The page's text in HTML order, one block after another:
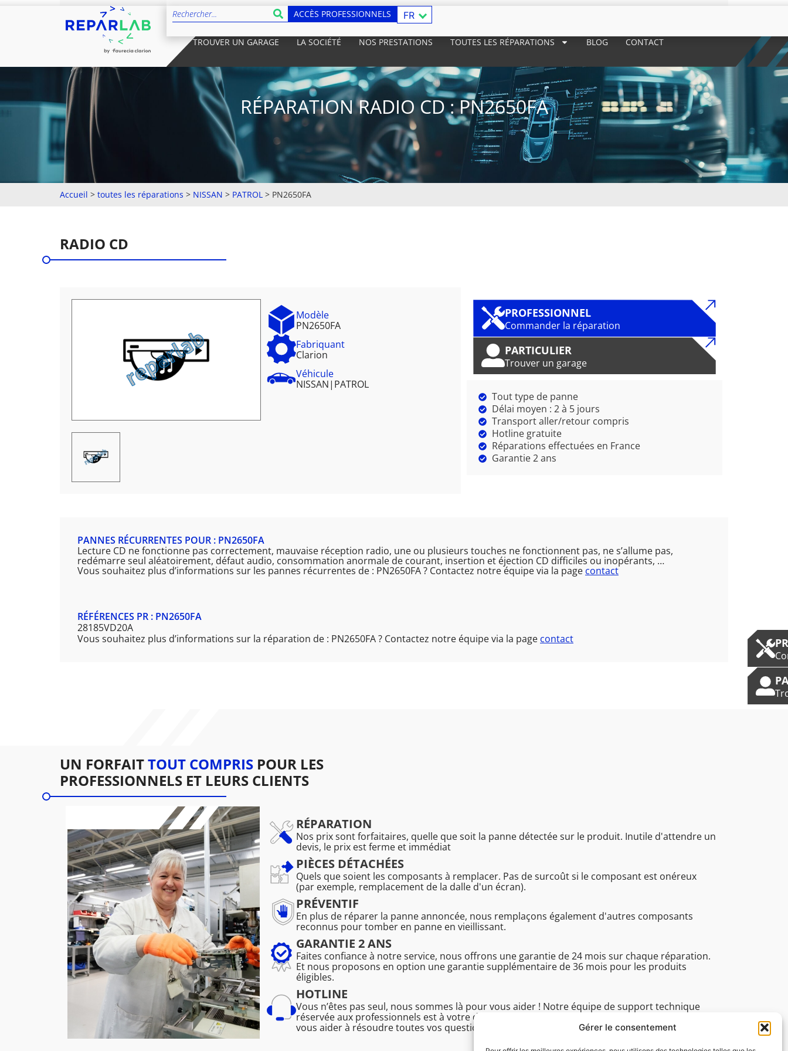
Gérer le consentement
ACCÈS PROFESSIONNELS FR
TROUVER UN GARAGE LA SOCIÉTÉ NOS PRESTATIONS TOUTES LES RÉPARATIONS BLOG CONTACT
RÉPARATION RADIO CD : PN2650FA
Accueil > toutes les réparations > NISSAN > PATROL > PN2650FA
RADIO CD
Modèle
PN2650FA
Fabriquant
Clarion
Véhicule
NISSAN| PATROL
PROFESSIONNEL
Commander la réparation
PARTICULIER
Trouver un garage
Tout type de panne
Délai moyen : 2 à 5 jours
Transport aller/retour compris
Hotline gratuite
Réparations effectuées en France
Garantie 2 ans
PANNES RÉCURRENTES POUR : PN2650FA
Lecture CD ne fonctionne pas correctement, mauvaise réception radio, une ou plusieurs touches ne fonctionnent pas, ne s’allume pas,
redémarre seul aléatoirement, défaut audio, consommation anormale de courant, insertion et éjection CD difficiles ou inopérants, …
Vous souhaitez plus d’informations sur les pannes récurrentes de : PN2650FA ? Contactez notre équipe via la page contact
RÉFÉRENCES PR : PN2650FA
28185VD20A
Vous souhaitez plus d’informations sur la réparation de : PN2650FA ? Contactez notre équipe via la page contact
UN FORFAITTOUT COMPRIS POUR LES
PROFESSIONNELS ET LEURS CLIENTS
RÉPARATION
Nos prix sont forfaitaires, quelle que soit la panne détectée sur le produit. Inutile d'attendre un
devis, le prix est ferme et immédiat
PIÈCES DÉTACHÉES
Quels que soient les composants à remplacer. Pas de surcoût si le composant est onéreux
(par exemple, remplacement de la dalle d'un écran).
PRÉVENTIF
En plus de réparer la panne annoncée, nous remplaçons également d'autres composants
reconnus pour tomber en panne en vieillissant.
GARANTIE 2 ANS
Faites confiance à notre service, nous offrons une garantie de 24 mois sur chaque réparation.
Et nous proposons en option une garantie supplémentaire de 36 mois pour les produits
éligibles.
HOTLINE
Vous n’êtes pas seul, nous sommes là pour vous aider ! Notre équipe de support technique
réservée aux professionnels est à votre disposition du lundi au vendredi de 8h30 à 16h45 pour
vous aider à résoudre toutes vos questions techniques.